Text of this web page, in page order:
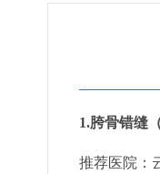
1.胯骨错缝
推荐医院：